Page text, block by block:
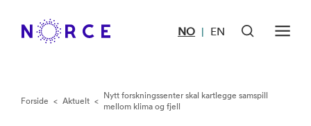
NO | EN
Forside < Aktuelt < Nytt forskningssenter skal kartlegge samspill
mellom klima og fjell